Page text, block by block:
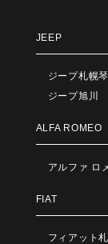
JEEP
ジープ札幌
ジープ旭川
ALFA ROMEO
アルファ ロ
FIAT
フィアット